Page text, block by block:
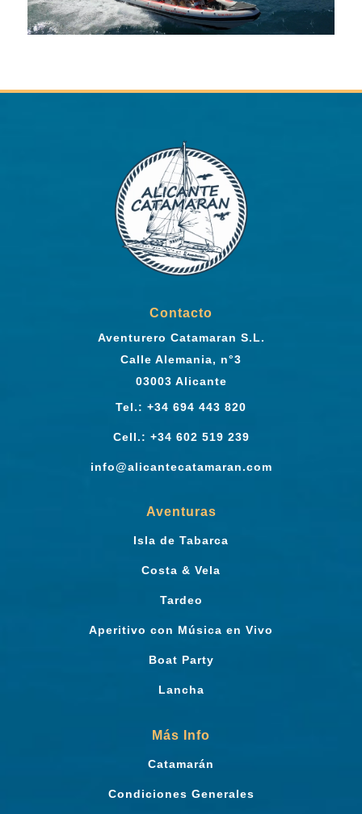
Contacto
Aventurero Catamaran S.L.
Calle Alemania, n°3
03003 Alicante
Tel.: +34 694 443 820
Cell.: +34 602 519 239
info@alicantecatamaran.com
Aventuras
Isla de Tabarca
Costa & Vela
Tardeo
Aperitivo con Música en Vivo
Boat Party
Lancha
Más Info
Catamarán
Condiciones Generales